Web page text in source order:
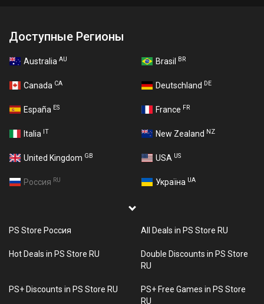
Доступные Регионы
Australia AU Brasil BR
Canada CA Deutschland DE
España ES France FR
Italia IT New Zealand NZ
United Kingdom GB USA US
Россия RU Україна UA
PS Store Россия All Deals in PS Store RU
Hot Deals in PS Store RU
Double Discounts in PS Store
RU
PS+ Discounts in PS Store RU
PS+ Free Games in PS Store
RU